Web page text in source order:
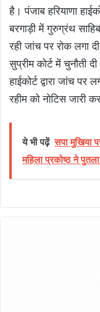
है। पंजाब हरियाणा
बरगाड़ी में गुरुग्रंथ
रही जांच पर रोक लगा
सुप्रीम कोर्ट में चुनौती
हाईकोर्ट द्वारा जांच पर
रहीम को नोटिस जारी
ये भी पढ़ें सपा मुखिया
महिला प्रकोष्ठ ने